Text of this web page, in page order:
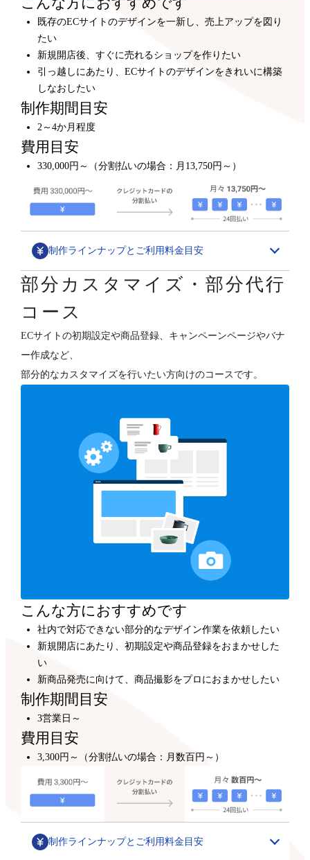
既存のECサイトのデザインを一新し、売上アップを図り
たい
新規開店後、すぐに売れるショップを作りたい
引っ越しにあたり、ECサイトのデザインをきれいに構築
しなおしたい
制作期間目安
2～4か月程度
費用目安
330,000円～（分割払いの場合：月13,750円～）
制作ラインナップとご利用料金目安
デザインカスタマイズ
1,580,000円～
ECサイトの“勝ちパターン”を網羅したデザイン構築と、
各種支援（分析・集客・CRM・更新）を行います。
デザインフルカスタマイズ
800,000円～
オーナーさまのご要望に合わせて、ショップデザインを
フルカスタマイズします。
300,000円～
プロのデザイナーが、テンプレートをもとにショップデ
部分カスタマイズ・部分代行
コース
ECサイトの初期設定や商品登録、キャンペーンページやバナ
ー作成など、
部分的なカスタマイズを行いたい方向けのコースです。
こんな方におすすめです
社内で対応できない部分的なデザイン作業を依頼したい
新規開店にあたり、初期設定や商品登録をおまかせした
い
新商品発売に向けて、商品撮影をプロにおまかせしたい
制作期間目安
3営業日～
費用目安
3,300円～（分割払いの場合：月数百円～）
制作ラインナップとご利用料金目安